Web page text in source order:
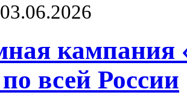
03.06.2026
кампания
всей России